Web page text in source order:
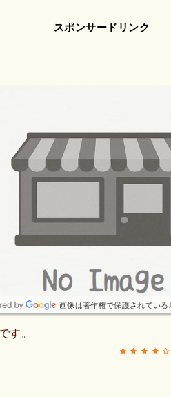
スポンサードリンク
画像は著作権で保護されている
す。